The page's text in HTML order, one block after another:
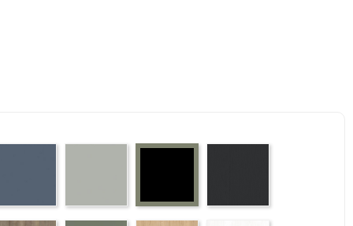
Perfect Touch Parisian Blue F103
Perfect Touch Stahlgrau F105